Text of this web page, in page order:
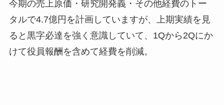
今期の売上原価・研究開発義・その他経費のトー
タルで4.7億円を計画していますが、上期実績を見
ると黒字必達を強く意識していて、1Qから2Qにか
けて役員報酬を含めて経費を削減。